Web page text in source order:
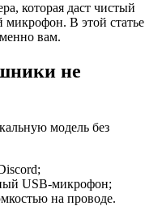
которая даст чистый
В этой статье
вам.
не
модель без
USB‑микрофон;
на проводе.